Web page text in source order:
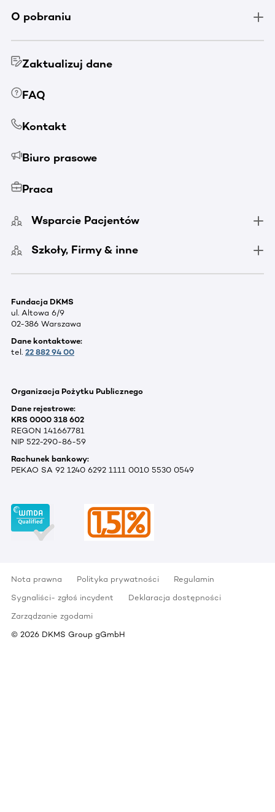
O pobraniu
Zaktualizuj dane
FAQ
Kontakt
Biuro prasowe
Praca
Wsparcie Pacjentów
Szkoły, Firmy & inne
Fundacja DKMS
ul. Altowa 6/9
02-386 Warszawa
Dane kontaktowe:
tel. 22 882 94 00
Organizacja Pożytku Publicznego
Dane rejestrowe:
KRS 0000 318 602
REGON 141667781
NIP 522-290-86-59
Rachunek bankowy:
PEKAO SA 92 1240 6292 1111 0010 5530 0549
Nota prawna Polityka prywatności
Regulamin
Sygnaliści- zgłoś incydent
Deklaracja dostępności
Zarządzanie zgodami
© 2026 DKMS Group gGmbH